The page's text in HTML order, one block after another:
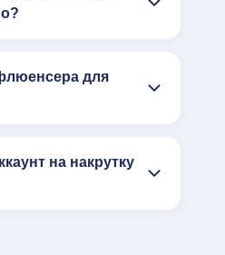
для
на накрутку